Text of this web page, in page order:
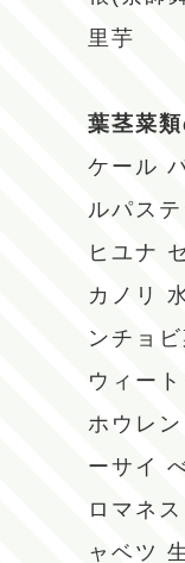
里芋
葉茎菜
ケール
ルパステ
ヒユナ
カノリ
ンチョ
ウィー
ホウレン
ーサイ
ロマネス
ャベツ